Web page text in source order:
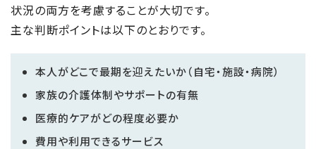
状況の両方を考慮することが大切です。
主な判断ポイントは以下のとおりです。
本人がどこで最期を迎えたいか（自宅・施設・病院）
家族の介護体制やサポートの有無
医療的ケアがどの程度必要か
費用や利用できるサービス